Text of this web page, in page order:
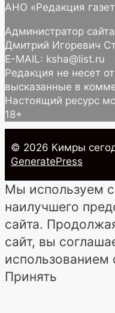
АНО «Редакция
Администратор
Дмитрий Игоревич
E-MAIL: ksha@list.ru
Редакция не несет
высказанные в
Настоящий ресурс
18+
© 2026 Кимры
GeneratePress
Мы используем
наилучшего
сайта.
сайт, вы
Принять